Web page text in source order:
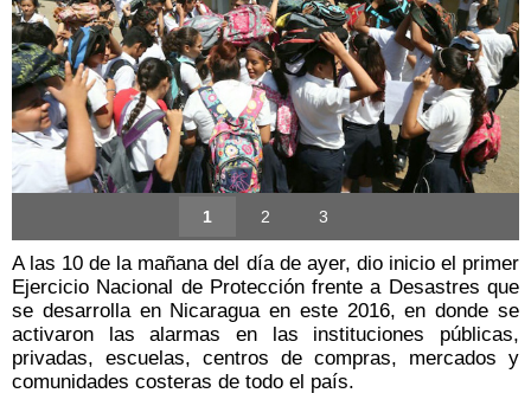
1 2 3
A las 10 de la mañana del día de ayer, dio inicio el primer
Ejercicio Nacional de Protección frente a Desastres que
se desarrolla en Nicaragua en este 2016, en donde se
activaron las alarmas en las instituciones públicas,
privadas, escuelas, centros de compras, mercados y
comunidades costeras de todo el país.